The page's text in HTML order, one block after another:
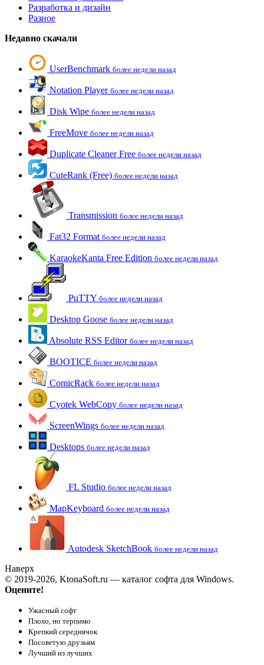
Разработка и дизайн
Разное
Недавно скачали
UserBenchmark более недели назад
Notation Player более недели назад
Disk Wipe более недели назад
FreeMove более недели назад
Duplicate Cleaner Free более недели назад
CuteRank (Free) более недели назад
Transmission более недели назад
Fat32 Format более недели назад
KaraokeKanta Free Edition более недели назад
PuTTY более недели назад
Desktop Goose более недели назад
Absolute RSS Editor более недели назад
BOOTICE более недели назад
ComicRack более недели назад
Cyotek WebCopy более недели назад
ScreenWings более недели назад
Desktops более недели назад
FL Studio более недели назад
MapKeyboard более недели назад
Autodesk SketchBook более недели назад
Наверх
© 2019-2026, KtonaSoft.ru — каталог софта для Windows.
Оцените!
Ужасный софт
Плохо, но терпимо
Крепкий середнячок
Посоветую друзьям
Лучший из лучших